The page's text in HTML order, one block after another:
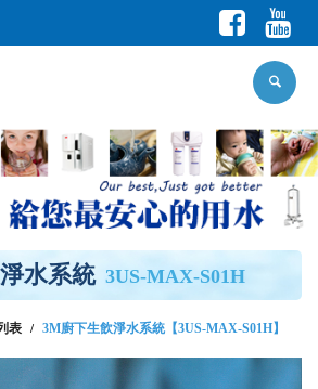
水系統 3US-MAX-S01H
表 3M廚下生飲淨水系統【3US-MAX-S01H】